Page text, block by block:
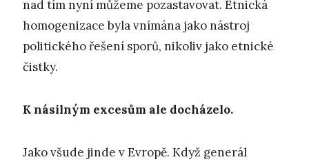
nad tím nyní můžeme pozastavovat. Etnická
homogenizace byla vnímána jako nástroj
politického řešení sporů, nikoliv jako etnické
čistky.
K násilným excesům ale docházelo.
Jako všude jinde v Evropě. Když generál